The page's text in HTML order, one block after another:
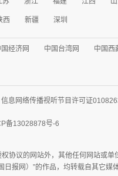
西 新疆 深圳
国经济网 中国台湾网 中国西
信息网络传播视听节目许可证
备13028878号-6
协议的网站外，其他任何网站或单
报网）”的作品，均转载自其它媒